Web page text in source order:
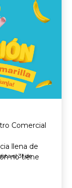
Comercial
llena de
no tiene
el 31 de